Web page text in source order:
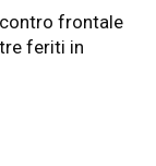
frontale
feriti in